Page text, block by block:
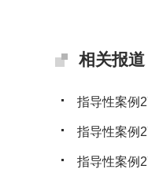
相关报道
指导性案例
指导性案例
指导性案例